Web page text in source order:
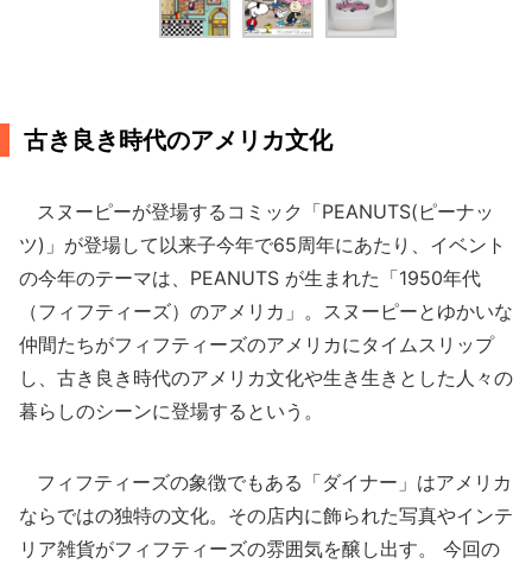
古き良き時代のアメリカ文化
スヌーピーが登場するコミック「PEANUTS(ピーナッ
ツ)」が登場して以来子今年で65周年にあたり、イベント
の今年のテーマは、PEANUTS が生まれた「1950年代
（フィフティーズ）のアメリカ」。スヌーピーとゆかいな
仲間たちがフィフティーズのアメリカにタイムスリップ
し、古き良き時代のアメリカ文化や生き生きとした人々の
暮らしのシーンに登場するという。
フィフティーズの象徴でもある「ダイナー」はアメリカ
ならではの独特の文化。その店内に飾られた写真やインテ
リア雑貨がフィフティーズの雰囲気を醸し出す。 今回の